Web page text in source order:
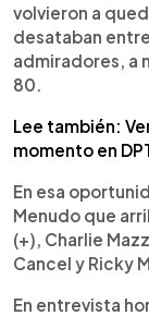
volvieron a
desataban
admiradores, a
80.
Lee también:
momento en
En esa
Menudo que
(+), Charlie
Cancel y Ricky
En entrevista